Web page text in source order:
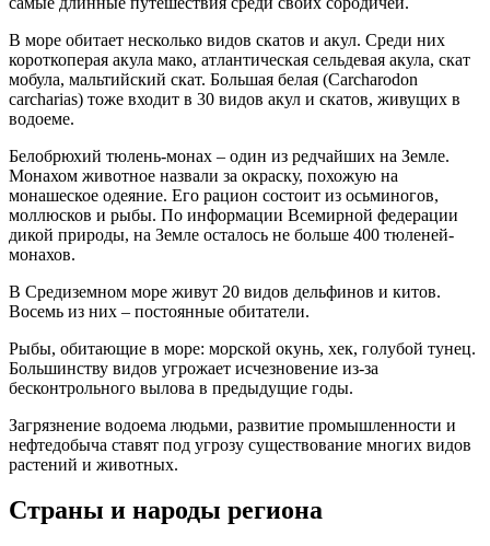
В море обитает несколько видов скатов и акул. Среди них
короткоперая акула мако, атлантическая сельдевая акула, скат
мобула, мальтийский скат. Большая белая (Carcharodon
carcharias) тоже входит в 30 видов акул и скатов, живущих в
водоеме.
Белобрюхий тюлень-монах – один из редчайших на Земле.
Монахом животное назвали за окраску, похожую на
монашеское одеяние. Его рацион состоит из осьминогов,
моллюсков и рыбы. По информации Всемирной федерации
дикой природы, на Земле осталось не больше 400 тюленей-
монахов.
В Средиземном море живут 20 видов дельфинов и китов.
Восемь из них – постоянные обитатели.
Рыбы, обитающие в море: морской окунь, хек, голубой тунец.
Большинству видов угрожает исчезновение из-за
бесконтрольного вылова в предыдущие годы.
Загрязнение водоема людьми, развитие промышленности и
нефтедобыча ставят под угрозу существование многих видов
растений и животных.
Страны и народы региона